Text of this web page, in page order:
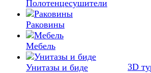
Полотенцесушители
Раковины
Мебель
Унитазы и биде 3D